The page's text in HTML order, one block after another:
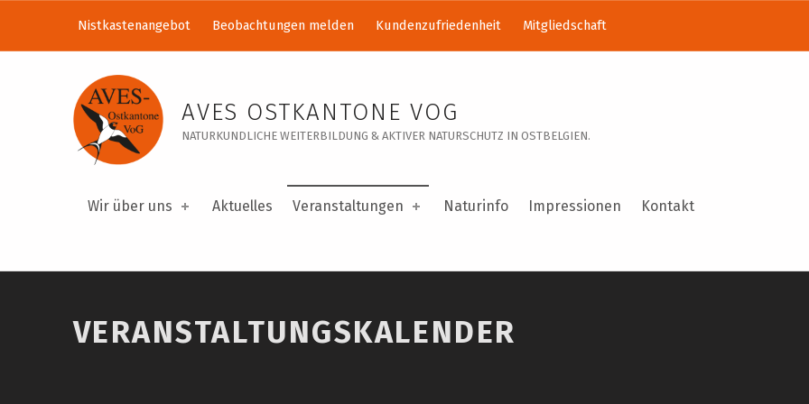
Veranstaltungskalender – AVES Ostkantone VoG
AVES OSTKANTONE VOG
NATURKUNDLICHE WEITERBILDUNG & AKTIVER NATURSCHUTZ IN OSTBELGIEN.
Wir über uns Aktuelles Veranstaltungen Naturinfo Impressionen Kontakt
Nistkastenangebot Beobachtungen melden Kundenzufriedenheit Mitgliedschaft
VERANSTALTUNGSKALENDER